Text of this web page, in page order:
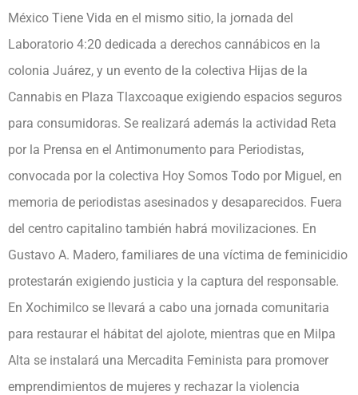
México Tiene Vida en el mismo sitio, la jornada del
Laboratorio 4:20 dedicada a derechos cannábicos en la
colonia Juárez, y un evento de la colectiva Hijas de la
Cannabis en Plaza Tlaxcoaque exigiendo espacios seguros
para consumidoras. Se realizará además la actividad Reta
por la Prensa en el Antimonumento para Periodistas,
convocada por la colectiva Hoy Somos Todo por Miguel, en
memoria de periodistas asesinados y desaparecidos. Fuera
del centro capitalino también habrá movilizaciones. En
Gustavo A. Madero, familiares de una víctima de feminicidio
protestarán exigiendo justicia y la captura del responsable.
En Xochimilco se llevará a cabo una jornada comunitaria
para restaurar el hábitat del ajolote, mientras que en Milpa
Alta se instalará una Mercadita Feminista para promover
emprendimientos de mujeres y rechazar la violencia